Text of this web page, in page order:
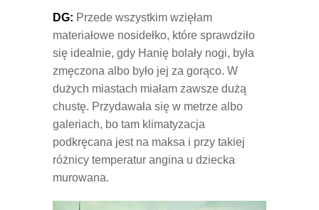
DG: Przede wszystkim wzięłam
materiałowe nosidełko, które sprawdziło
się idealnie, gdy Hanię bolały nogi, była
zmęczona albo było jej za gorąco. W
dużych miastach miałam zawsze dużą
chustę. Przydawała się w metrze albo
galeriach, bo tam klimatyzacja
podkręcana jest na maksa i przy takiej
różnicy temperatur angina u dziecka
murowana.